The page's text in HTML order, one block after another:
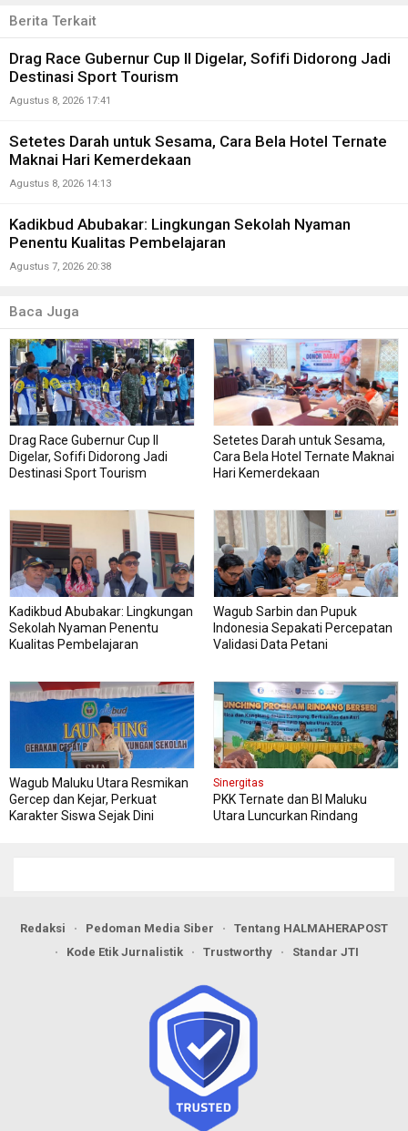
Berita Terkait
Drag Race Gubernur Cup II Digelar, Sofifi Didorong Jadi
Destinasi Sport Tourism
Agustus 8, 2026 17:41
Setetes Darah untuk Sesama, Cara Bela Hotel Ternate
Maknai Hari Kemerdekaan
Agustus 8, 2026 14:13
Kadikbud Abubakar: Lingkungan Sekolah Nyaman
Penentu Kualitas Pembelajaran
Agustus 7, 2026 20:38
Baca Juga
Drag Race Gubernur Cup II
Digelar, Sofifi Didorong Jadi
Destinasi Sport Tourism
Setetes Darah untuk Sesama,
Cara Bela Hotel Ternate Maknai
Hari Kemerdekaan
Kadikbud Abubakar: Lingkungan
Sekolah Nyaman Penentu
Kualitas Pembelajaran
Wagub Sarbin dan Pupuk
Indonesia Sepakati Percepatan
Validasi Data Petani
Wagub Maluku Utara Resmikan
Gercep dan Kejar, Perkuat
Karakter Siswa Sejak Dini
Sinergitas
PKK Ternate dan BI Maluku
Utara Luncurkan Rindang
Redaksi Pedoman Media Siber
Tentang HALMAHERAPOST
Kode Etik Jurnalistik
Trustworthy Standar JTI